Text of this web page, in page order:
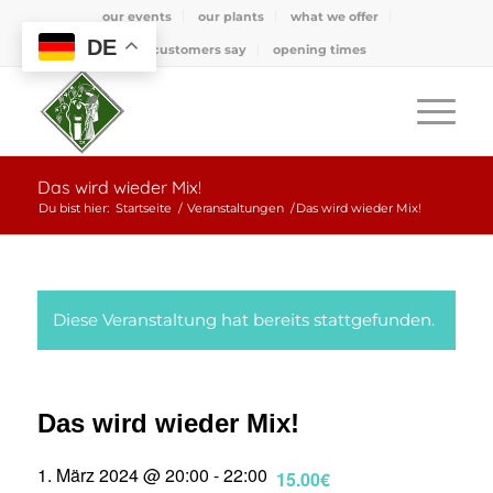
our events our plants what we offer
what customers say opening times
Das wird wieder Mix!
Du bist hier: Startseite / Veranstaltungen /Das wird wieder Mix!
Diese Veranstaltung hat bereits stattgefunden.
Das wird wieder Mix!
1. März 2024 @ 20:00 -22:00 15.00€
DE